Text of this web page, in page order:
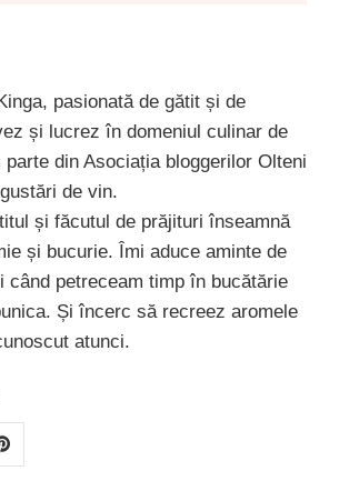
pasionată de gătit și de
și lucrez în domeniul culinar de
din Asociația bloggerilor Olteni
de vin.
și făcutul de prăjituri înseamnă
și bucurie. Îmi aduce aminte de
când petreceam timp în bucătărie
Și încerc să recreez aromele
atunci.